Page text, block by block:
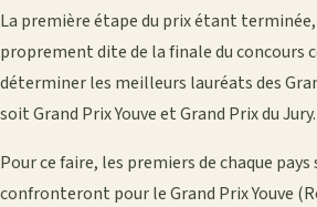
La première étape du prix étant
proprement dite de la finale du concours
déterminer les meilleurs lauréats des
soit Grand Prix Youve et Grand Prix du Jury.
Pour ce faire, les premiers de chaque pays
confronteront pour le Grand Prix Youve